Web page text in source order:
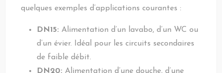
quelques exemples d’applications courantes :
DN15: Alimentation d’un lavabo, d’un WC ou
d’un évier. Idéal pour les circuits secondaires
de faible débit.
DN20: Alimentation d’une douche, d’une